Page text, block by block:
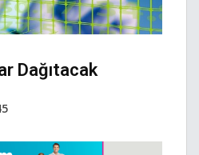
Dağıtacak